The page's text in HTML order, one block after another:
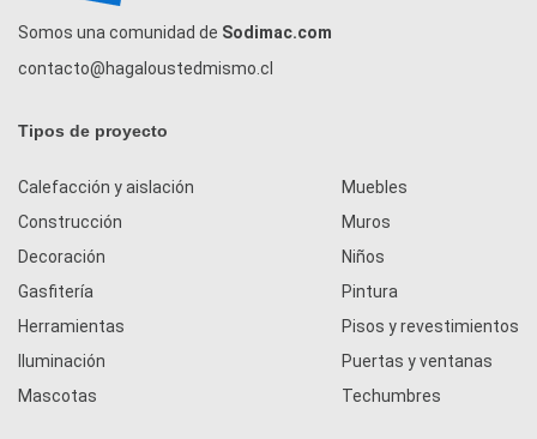
Somos una comunidad de Sodimac.com
contacto@hagaloustedmismo.cl
Tipos de proyecto
Calefacción y aislación
Construcción
Decoración
Gasfitería
Herramientas
Iluminación
Mascotas
Muebles
Muros
Niños
Pintura
Pisos y revestimientos
Puertas y ventanas
Techumbres